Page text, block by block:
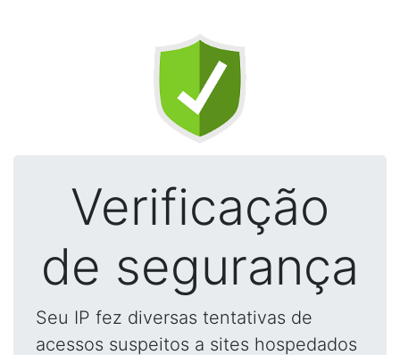
Verificação
de segurança
Seu IP fez diversas tentativas de
acessos suspeitos a sites hospedados